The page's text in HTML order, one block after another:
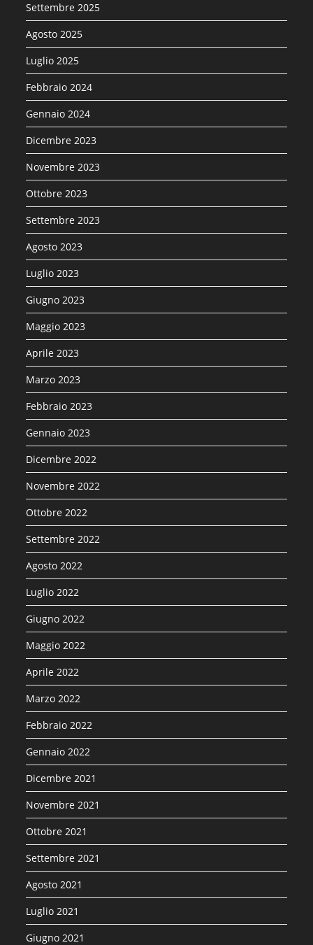
Settembre 2025
Agosto 2025
Luglio 2025
Febbraio 2024
Gennaio 2024
Dicembre 2023
Novembre 2023
Ottobre 2023
Settembre 2023
Agosto 2023
Luglio 2023
Giugno 2023
Maggio 2023
Aprile 2023
Marzo 2023
Febbraio 2023
Gennaio 2023
Dicembre 2022
Novembre 2022
Ottobre 2022
Settembre 2022
Agosto 2022
Luglio 2022
Giugno 2022
Maggio 2022
Aprile 2022
Marzo 2022
Febbraio 2022
Gennaio 2022
Dicembre 2021
Novembre 2021
Ottobre 2021
Settembre 2021
Agosto 2021
Luglio 2021
Giugno 2021